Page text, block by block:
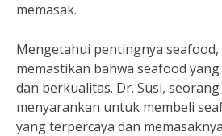
memasak.
Mengetahui pentingnya
memastikan bahwa seafood
dan berkualitas. Dr. Susi,
menyarankan untuk membeli
yang terpercaya dan